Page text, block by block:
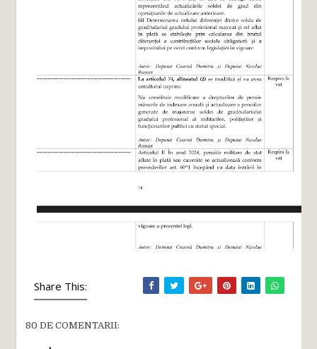
Share This:
80 DE COMENTARII: